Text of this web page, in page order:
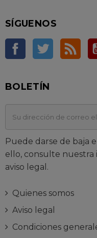
SÍGUENOS
FacebookTwitter Rss
BOLETÍN
Puede darse de baja
ello, consulte nuestra
aviso legal.
Quienes somos
Aviso legal
Condiciones